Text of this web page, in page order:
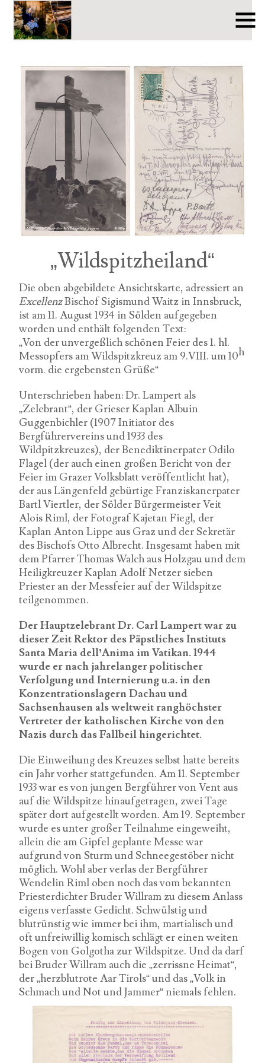
„Wildspitzheiland“
Die oben abgebildete Ansichtskarte, adressiert an
ExcellenzBischof Sigismund Waitz in Innsbruck,
ist am 11. August 1934 in Sölden aufgegeben
worden und enthält folgenden Text:
„Von der unvergeßlich schönen Feier des 1. hl.
Messopfers am Wildspitzkreuz am 9.VIII. um 10h
vorm. die ergebensten Grüße“
Unterschrieben haben: Dr. Lampert als
„Zelebrant“, der Grieser Kaplan Albuin
Guggenbichler (1907 Initiator des
Bergführervereins und 1933 des
Wildpitzkreuzes), der Benediktinerpater Odilo
Flagel (der auch einen großen Bericht von der
Feier im Grazer Volksblatt veröffentlicht hat),
der aus Längenfeld gebürtige Franziskanerpater
Bartl Viertler, der Sölder Bürgermeister Veit
Alois Riml, der Fotograf Kajetan Fiegl, der
Kaplan Anton Lippe aus Graz und der Sekretär
des Bischofs Otto Albrecht. Insgesamt haben mit
dem Pfarrer Thomas Walch aus Holzgau und dem
Heiligkreuzer Kaplan Adolf Netzer sieben
Priester an der Messfeier auf der Wildspitze
teilgenommen.
Der Hauptzelebrant Dr. Carl Lampert war zu
dieser Zeit Rektor des Päpstliches Instituts
Santa Maria dell’Anima im Vatikan. 1944
wurde er nach jahrelanger politischer
Verfolgung und Internierung u.a. in den
Konzentrationslagern Dachau und
Sachsenhausen als weltweit ranghöchster
Vertreter der katholischen Kirche von den
Nazis durch das Fallbeil hingerichtet.
Die Einweihung des Kreuzes selbst hatte bereits
ein Jahr vorher stattgefunden. Am 11. September
1933 war es von jungen Bergführer von Vent aus
auf die Wildspitze hinaufgetragen, zwei Tage
später dort aufgestellt worden. Am 19. September
wurde es unter großer Teilnahme eingeweiht,
allein die am Gipfel geplante Messe war
aufgrund von Sturm und Schneegestöber nicht
möglich. Wohl aber verlas der Bergführer
Wendelin Riml oben noch das vom bekannten
Priesterdichter Bruder Willram zu diesem Anlass
eigens verfasste Gedicht. Schwülstig und
blutrünstig wie immer bei ihm, martialisch und
oft unfreiwillig komisch schlägt er einen weiten
Bogen von Golgotha zur Wildspitze. Und da darf
bei Bruder Willram auch die „zerrissne Heimat“,
der „herzblutrote Aar Tirols“ und das „Volk in
Schmach und Not und Jammer“ niemals fehlen.